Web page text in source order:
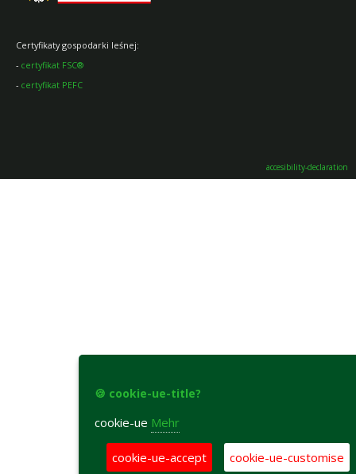
Certyfikaty gospodarki leśnej:
- certyfikat FSC®
- certyfikat PEFC
accesibility-declaration
🍪 cookie-ue-title?
cookie-ue Mehr
cookie-ue-accept cookie-ue-customise